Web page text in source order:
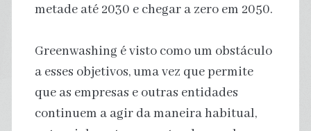
metade até 2030 e chegar a zero em 2050.
Greenwashing é visto como um obstáculo
a esses objetivos, uma vez que permite
que as empresas e outras entidades
continuem a agir da maneira habitual,